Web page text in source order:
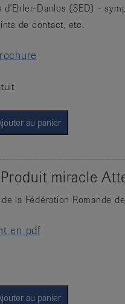
d'Ehler-Danlos (SED) -
de contact, etc.
au panier
miracle
la Fédération Romande
en pdf
au panier